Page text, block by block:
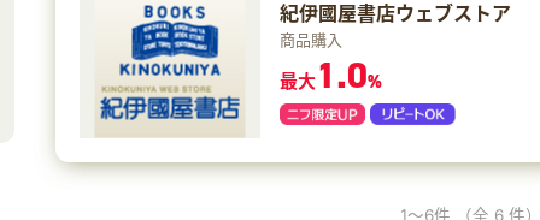
紀伊國屋書店ウェブストア
商品購入
最大1.0%
1～6件 （全 6 件